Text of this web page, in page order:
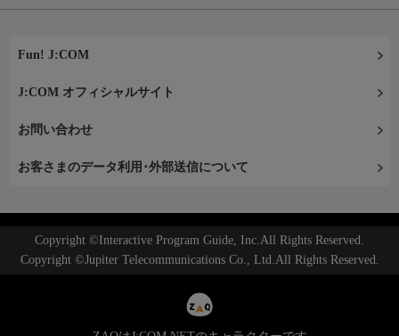
Fun! J:COM
J:COM オフィシャルサイト
お問い合わせ
お客さまのデータ利用･外部送信について
Copyright ©Interactive Program Guide, Inc.All Rights Reserved.
Copyright ©Jupiter Telecommunications Co., Ltd.All Rights Reserved.